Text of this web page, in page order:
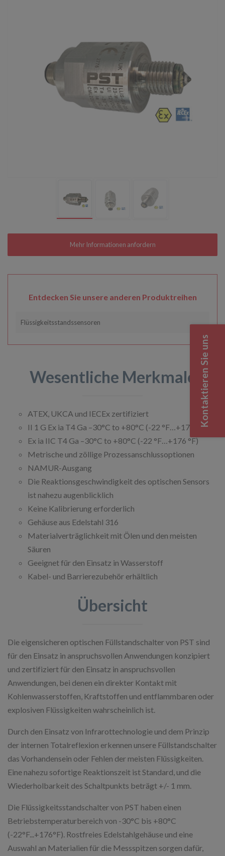
Entdecken Sie unsere anderen Produktreihen
Flüssigkeitsstandssensoren
Wesentliche Merkmale
ATEX, UKCA und IECEx zertifiziert
II 1 G Ex ia T4 Ga –30°C to +80°C (-22 °F…+176 °F)
Ex ia IIC T4 Ga –30°C to +80°C (-22 °F…+176 °F)
Metrische und zöllige Prozessanschlussoptionen
NAMUR-Ausgang
Die Reaktionsgeschwindigkeit des optischen Sensors
ist nahezu augenblicklich
Keine Kalibrierung erforderlich
Gehäuse aus Edelstahl 316
Materialverträglichkeit mit Ölen und den meisten
Säuren
Geeignet für den Einsatz in Wasserstoff
Kabel- und Barrierezubehör erhältlich
Übersicht
Die eigensicheren optischen Füllstandschalter von PST sind
für den Einsatz in anspruchsvollen Anwendungen konzipiert
und zertifiziert für den Einsatz in anspruchsvollen
Anwendungen, bei denen ein direkter Kontakt mit
Kohlenwasserstoffen, Kraftstoffen und entflammbaren oder
explosiven Flüssigkeiten wahrscheinlich ist.
Durch den Einsatz von Infrarottechnologie und dem Prinzip
der internen Totalreflexion erkennen unsere Füllstandschalter
das Vorhandensein oder Fehlen der meisten Flüssigkeiten.
Eine nahezu sofortige Reaktionszeit ist Standard, und die
Wiederholbarkeit des Schaltpunkts beträgt +/- 1 mm.
Die Flüssigkeitsstandschalter von PST haben einen
Betriebstemperaturbereich von -30°C bis +80°C
(-22°F...+176°F). Rostfreies Edelstahlgehäuse und eine
Auswahl an Materialien für die Messspitzen sorgen dafür,
Kontaktieren Sie uns